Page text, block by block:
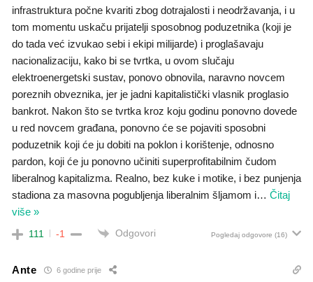
infrastruktura počne kvariti zbog dotrajalosti i neodržavanja, i u
tom momentu uskaču prijatelji sposobnog poduzetnika (koji je
do tada već izvukao sebi i ekipi milijarde) i proglašavaju
nacionalizaciju, kako bi se tvrtka, u ovom slučaju
elektroenergetski sustav, ponovo obnovila, naravno novcem
poreznih obveznika, jer je jadni kapitalistički vlasnik proglasio
bankrot. Nakon što se tvrtka kroz koju godinu ponovno dovede
u red novcem građana, ponovno će se pojaviti sposobni
poduzetnik koji će ju dobiti na poklon i korištenje, odnosno
pardon, koji će ju ponovno učiniti superprofitabilnim čudom
liberalnog kapitalizma. Realno, bez kuke i motike, i bez punjenja
stadiona za masovna pogubljenja liberalnim šljamom i… Čitaj
više »
111 -1 Odgovori Pogledaj odgovore (16)
Ante 6 godine prije